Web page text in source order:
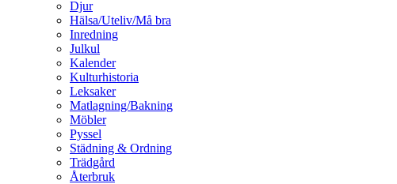
Djur
Hälsa/Uteliv/Må bra
Inredning
Julkul
Kalender
Kulturhistoria
Leksaker
Matlagning/Bakning
Möbler
Pyssel
Städning & Ordning
Trädgård
Återbruk